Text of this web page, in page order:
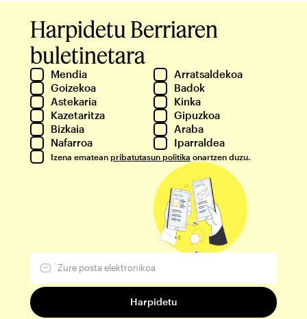
Harpidetu Berriaren
buletinetara
Mendia
Arratsaldekoa
Goizekoa
Badok
Astekaria
Kinka
Kazetaritza
Gipuzkoa
Bizkaia
Araba
Nafarroa
Iparraldea
Izena ematean pribatutasun politika onartzen duzu.